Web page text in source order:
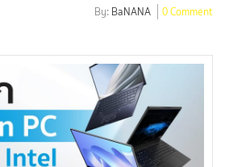
By: BaNANA 0 Comment